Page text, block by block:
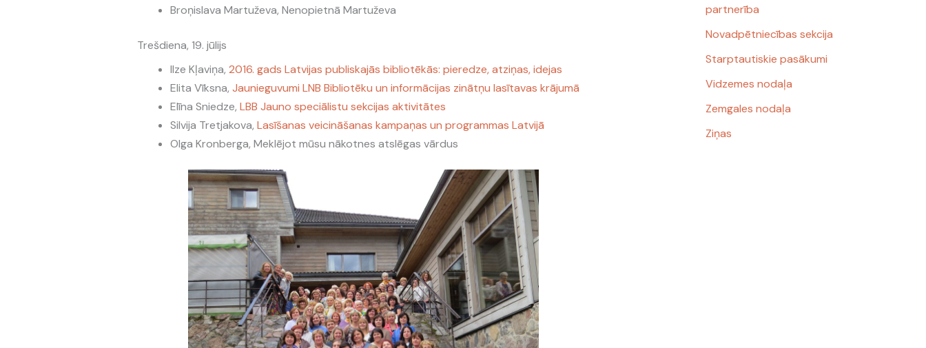
Broņislava Martuževa, Nenopietnā Martuževa
Trešdiena, 19. jūlijs
Ilze Kļaviņa, 2016. gads Latvijas publiskajās bibliotēkās: pieredze, atziņas, idejas
Elita Vīksna, Jaunieguvumi LNB Bibliotēku un informācijas zinātņu lasītavas krājumā
Elīna Sniedze, LBB Jauno speciālistu sekcijas aktivitātes
Silvija Tretjakova, Lasīšanas veicināšanas kampaņas un programmas Latvijā
Olga Kronberga, Meklējot mūsu nākotnes atslēgas vārdus
partnerība
Novadpētniecības sekcija
Starptautiskie pasākumi
Vidzemes nodaļa
Zemgales nodaļa
Ziņas